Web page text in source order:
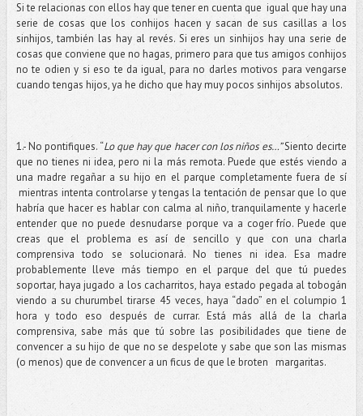
Si te relacionas con ellos hay que tener en cuenta que igual que hay una
serie de cosas que los conhijos hacen y sacan de sus casillas a los
sinhijos, también las hay al revés. Si eres un sinhijos hay una serie de
cosas que conviene que no hagas, primero para que tus amigos conhijos
no te odien y si eso te da igual, para no darles motivos para vengarse
cuando tengas hijos, ya he dicho que hay muy pocos sinhijos absolutos.
1.- No pontifiques. “Lo que hay que hacer con los niños es…”Siento decirte
que no tienes ni idea, pero ni la más remota. Puede que estés viendo a
una madre regañar a su hijo en el parque completamente fuera de sí
mientras intenta controlarse y tengas la tentación de pensar que lo que
habría que hacer es hablar con calma al niño, tranquilamente y hacerle
entender que no puede desnudarse porque va a coger frío. Puede que
creas que el problema es así de sencillo y que con una charla
comprensiva todo se solucionará. No tienes ni idea. Esa madre
probablemente lleve más tiempo en el parque del que tú puedes
soportar, haya jugado a los cacharritos, haya estado pegada al tobogán
viendo a su churumbel tirarse 45 veces, haya “dado” en el columpio 1
hora y todo eso después de currar. Está más allá de la charla
comprensiva, sabe más que tú sobre las posibilidades que tiene de
convencer a su hijo de que no se despelote y sabe que son las mismas
(o menos) que de convencer a un ficus de que le broten margaritas.